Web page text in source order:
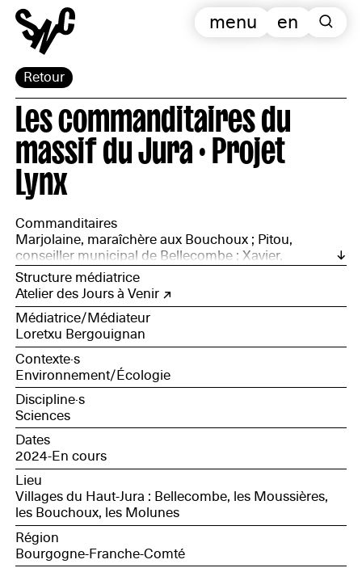
Retour
en
menu
Les commanditaires du
massif du Jura · Projet
Lynx
Commanditaires
Marjolaine, maraîchère aux Bouchoux ; Pitou,
conseiller municipal de Bellecombe ; Xavier,
champion de trail et conseiller municipal de
Bellecombe ; Élise, fabricante de comté, éleveuse aux
Moussières ; Hugo, indépendant, éleveur aux
Molunes ; Julien, aide agricole à Lapesse ; Annie,
professeure de sport en collège à Bellecombe ; Sarah,
élue régionale, groupe Écologistes et solidaires.
Structure médiatrice
Atelier des Jours à Venir
Médiatrice/Médiateur
Loretxu Bergouignan
Contexte·s
Environnement/Écologie
Discipline·s
Sciences
Dates
2024-En cours
Lieu
Villages du Haut-Jura : Bellecombe, les Moussières,
les Bouchoux, les Molunes
Région
Bourgogne-Franche-Comté